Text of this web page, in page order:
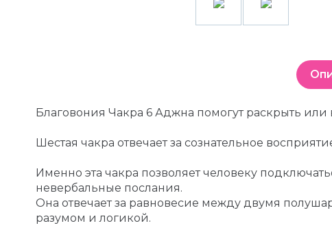
Благовония Чакра 6 Аджна помогут раскрыть
Шестая чакра отвечает за сознательное
Именно эта чакра позволяет человеку
невербальные послания.
Она отвечает за равновесие между двумя
разумом и логикой.